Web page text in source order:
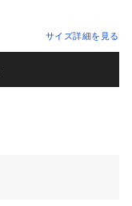
サイズ詳細を見る